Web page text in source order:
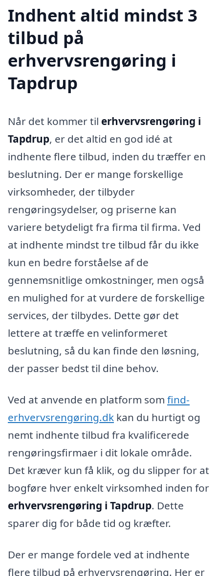
Indhent altid mindst 3
tilbud på
erhvervsrengøring i
Tapdrup
Når det kommer til erhvervsrengøring i
Tapdrup, er det altid en god idé at
indhente flere tilbud, inden du træffer en
beslutning. Der er mange forskellige
virksomheder, der tilbyder
rengøringsydelser, og priserne kan
variere betydeligt fra firma til firma. Ved
at indhente mindst tre tilbud får du ikke
kun en bedre forståelse af de
gennemsnitlige omkostninger, men også
en mulighed for at vurdere de forskellige
services, der tilbydes. Dette gør det
lettere at træffe en velinformeret
beslutning, så du kan finde den løsning,
der passer bedst til dine behov.
Ved at anvende en platform som find-
erhvervsrengøring.dk kan du hurtigt og
nemt indhente tilbud fra kvalificerede
rengøringsfirmaer i dit lokale område.
Det kræver kun få klik, og du slipper for at
bogføre hver enkelt virksomhed inden for
erhvervsrengøring i Tapdrup. Dette
sparer dig for både tid og kræfter.
Der er mange fordele ved at indhente
flere tilbud på erhvervsrengøring. Her er